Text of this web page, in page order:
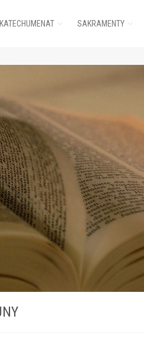
KATECHUMENAT SAKRAMENTY